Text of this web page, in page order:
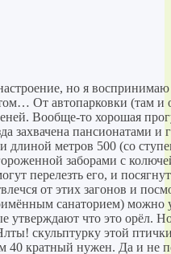
но я
От автопарковки (там и
Вообще-то хорошая
захвачена пансионатами и
длиной метров 500 (со
заборами с
перелезть его, и
от этих загонов и
санаторием) можно
утверждают что это орёл.
скульптурку этой
40 кратный нужен. Да и не